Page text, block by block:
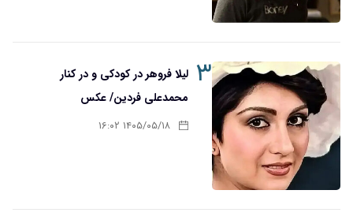
۳ لیلا فروهر در کودکی و در کنار
محمدعلی فردین/ عکس
۱۴۰۵/۰۵/۱۸ ۱۶:۰۲